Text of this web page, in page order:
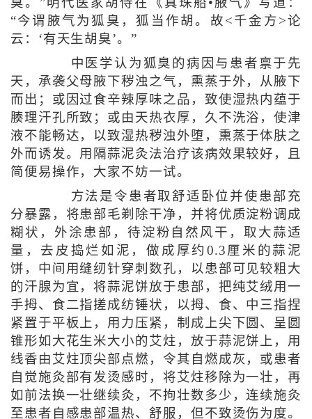
臭。”明代医家胡侍在《真珠船•腋气》写道：
“今谓腋气为狐臭，狐当作胡。故<千金方>论
云：‘有天生胡臭’。”
中医学认为狐臭的病因与患者禀于先
天，承袭父母腋下秽浊之气，熏蒸于外，从腋下
而出；或因过食辛辣厚味之品，致使湿热内蕴于
腠理汗孔所致；或由天热衣厚，久不洗浴，使津
液不能畅达，以致湿热秽浊外堕，熏蒸于体肤之
外而诱发。用隔蒜泥灸法治疗该病效果较好，且
简便易操作，大家不妨一试。
方法是令患者取舒适卧位并使患部充
分暴露，将患部毛剃除干净，并将优质淀粉调成
糊状，外涂患部，待淀粉自然风干，取大蒜适
量，去皮捣烂如泥，做成厚约0.3厘米的蒜泥
饼，中间用缝纫针穿刺数孔，以患部可见较粗大
的汗腺为宜，将蒜泥饼放于患部，把纯艾绒用一
手拇、食二指搓成纺锤状，以拇、食、中三指捏
紧置于平板上，用力压紧，制成上尖下圆、呈圆
锥形如大花生米大小的艾炷，放于蒜泥饼上，用
线香由艾炷顶尖部点燃，令其自燃成灰，或患者
自觉施灸部有发烫感时，将艾炷移除为一壮，再
如前法换一壮继续灸，不拘壮数多少，连续施灸
至患者自感患部温热、舒服，但不致烫伤为度。